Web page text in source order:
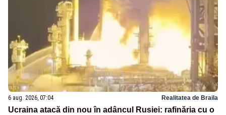
6 aug. 2026, 07:04 Realitatea de Braila
Ucraina atacă din nou în adâncul Rusiei: rafinăria cu o